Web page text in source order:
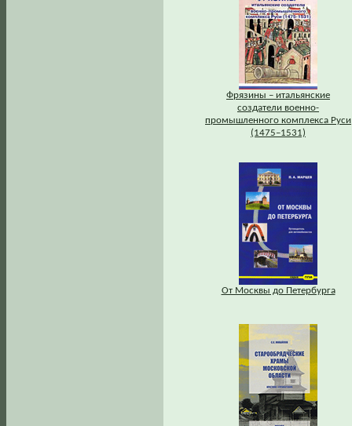
Фрязины – итальянские
создатели военно-
промышленного комплекса Руси
(1475–1531)
От Москвы до Петербурга